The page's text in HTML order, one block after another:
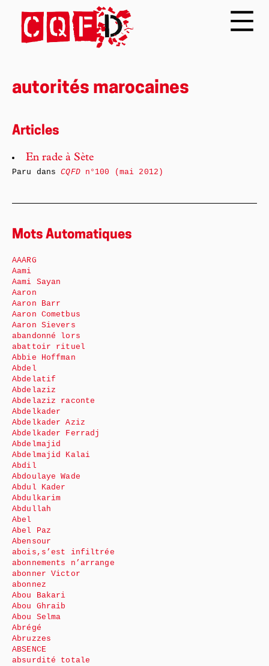
autorités marocaines
Articles
En rade à Sète
Paru dansCQFDn°100 (mai 2012)
Mots Automatiques
AAARG
Aami
Aami Sayan
Aaron
Aaron Barr
Aaron Cometbus
Aaron Sievers
abandonné lors
abattoir rituel
Abbie Hoffman
Abdel
Abdelatif
Abdelaziz
Abdelaziz raconte
Abdelkader
Abdelkader Aziz
Abdelkader Ferradj
Abdelmajid
Abdelmajid Kalai
Abdil
Abdoulaye Wade
Abdul Kader
Abdulkarim
Abdullah
Abel
Abel Paz
Abensour
abois,s’est infiltrée
abonnements n’arrange
abonner Victor
abonnez
Abou Bakari
Abou Ghraib
Abou Selma
Abrégé
Abruzzes
ABSENCE
absurdité totale